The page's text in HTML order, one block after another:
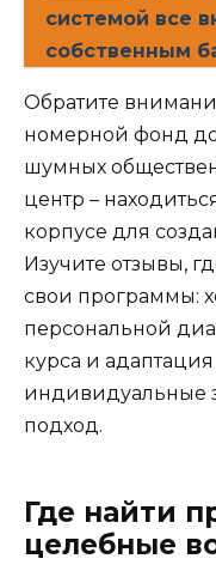
системой все
собственным
Обратите
номерной фонд
шумных
центр –
корпусе для
Изучите отзывы,
свои программы:
персональной
курса и
индивидуальные
подход.
Где найти
целебные